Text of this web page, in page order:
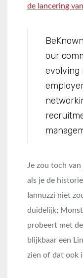
de lancering
our
evolving
Je zou toch
als je de
Iannuzzi niet
duidelijk;
probeert met
blijkbaar een
zien of dat ook